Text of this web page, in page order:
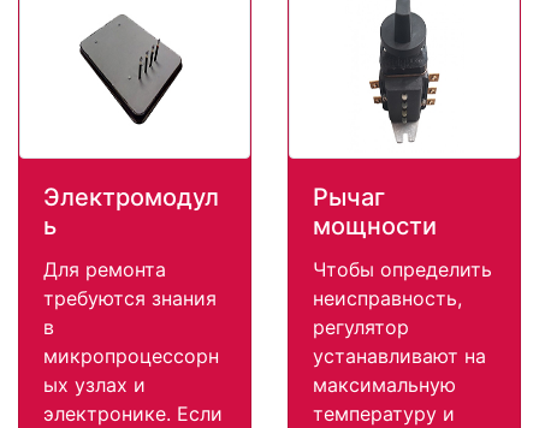
Электромодул
ь
Для ремонта
требуются знания
в
микропроцессорн
ых узлах и
электронике. Если
Рычаг
мощности
Чтобы определить
неисправность,
регулятор
устанавливают на
максимальную
температуру и